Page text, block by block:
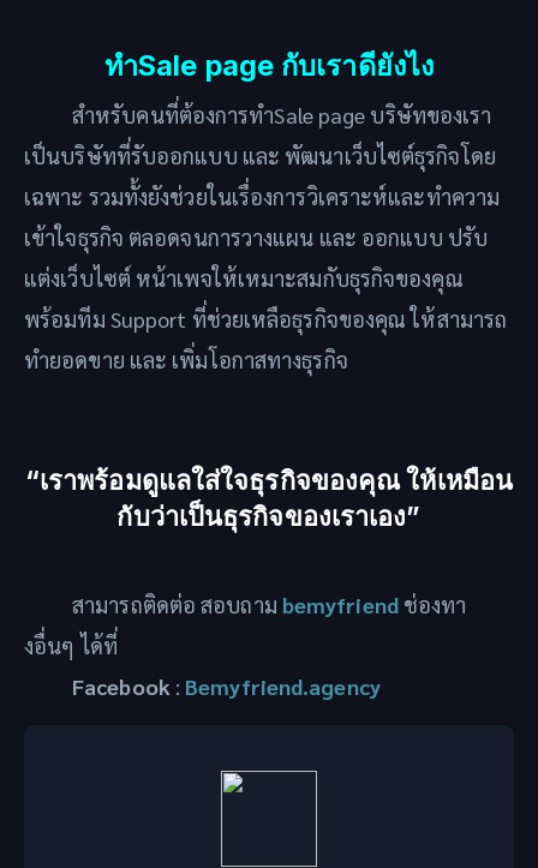
ทำSale page กับเราดียังไง
สำหรับคนที่ต้องการทำSale page บริษัทของเรา
เป็นบริษัทที่รับออกแบบ และ พัฒนาเว็บไซต์ธุรกิจโดย
เฉพาะ รวมทั้งยังช่วยในเรื่องการวิเคราะห์และทำความ
เข้าใจธุรกิจ ตลอดจนการวางแผน และ ออกแบบ ปรับ
แต่งเว็บไซต์ หน้าเพจให้เหมาะสมกับธุรกิจของคุณ
พร้อมทีม Support ที่ช่วยเหลือธุรกิจของคุณ ให้สามารถ
ทำยอดขาย และ เพิ่มโอกาสทางธุรกิจ
“เราพร้อมดูแลใส่ใจธุรกิจของคุณ ให้เหมือน
กับว่าเป็นธุรกิจของเราเอง”
สามารถติดต่อ สอบถาม bemyfriend ช่องทา
งอื่นๆ ได้ที่
Facebook : Bemyfriend.agency